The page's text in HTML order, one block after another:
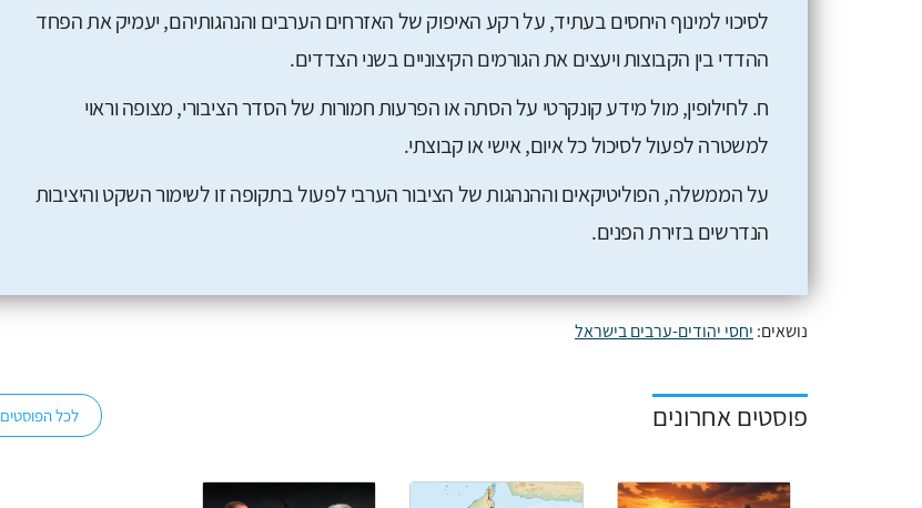
לסיכוי למינוף היחסים בעתיד, על רקע האיפוק של האזרחים הערבים והנהגותיהם, יעמיק את הפחד
ההדדי בין הקבוצות ויעצים את הגורמים הקיצוניים בשני הצדדים.
ח. לחילופין, מול מידע קונקרטי על הסתה או הפרעות חמורות של הסדר הציבורי, מצופה וראוי
למשטרה לפעול לסיכול כל איום, אישי או קבוצתי.
על הממשלה, הפוליטיקאים וההנהגות של הציבור הערבי לפעול בתקופה זו לשימור השקט והיציבות
הנדרשים בזירת הפנים.
נושאים: יחסי יהודים-ערבים בישראל
פוסטים אחרונים לכל הפוסטים